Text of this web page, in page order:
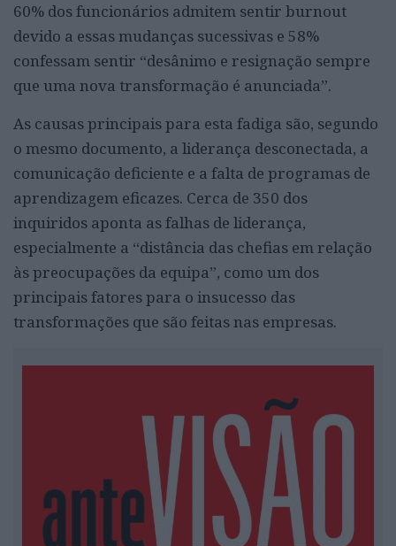
60% dos funcionários admitem sentir burnout
devido a essas mudanças sucessivas e 58%
confessam sentir “desânimo e resignação sempre
que uma nova transformação é anunciada”.
As causas principais para esta fadiga são, segundo
o mesmo documento, a liderança desconectada, a
comunicação deficiente e a falta de programas de
aprendizagem eficazes. Cerca de 350 dos
inquiridos aponta as falhas de liderança,
especialmente a “distância das chefias em relação
às preocupações da equipa”, como um dos
principais fatores para o insucesso das
transformações que são feitas nas empresas.